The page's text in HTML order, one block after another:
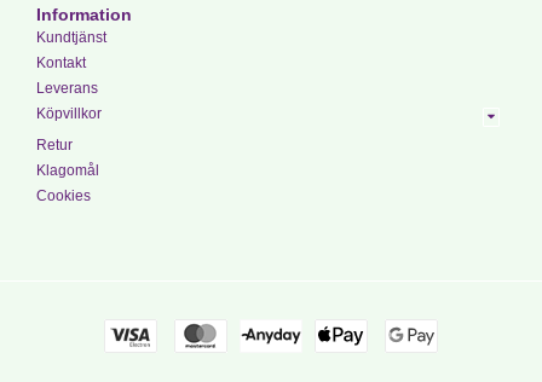
Information
Kundtjänst
Kontakt
Leverans
Köpvillkor
Retur
Klagomål
Cookies